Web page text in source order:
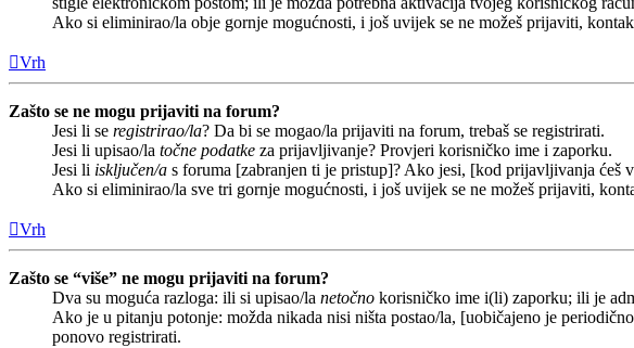
Ako si eliminirao/la obje gornje mogućnosti, i još uvijek se ne možeš prijaviti,
Vrh
Zašto se ne mogu prijaviti na forum?
Jesi li se registrirao/la? Da bi se mogao/la prijaviti na forum, trebaš se registrirati.
Jesi li upisao/la točne podatke za prijavljivanje? Provjeri korisničko ime i zaporku.
Jesi li isključen/a s foruma [zabranjen ti je pristup]? Ako jesi, [kod prijavljivanja ćeš
Ako si eliminirao/la sve tri gornje mogućnosti, i još uvijek se ne možeš prijaviti,
Vrh
Zašto se “više” ne mogu prijaviti na forum?
Dva su moguća razloga: ili si upisao/la netočno korisničko ime i(li) zaporku; ili je
Ako je u pitanju potonje: možda nikada nisi ništa postao/la, [uobičajeno je
ponovo registrirati.